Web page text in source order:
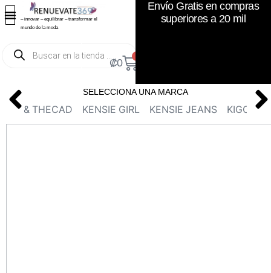
– innovar – equilibrar – transformar el
mundo de la moda
₡0
Envío Gratis en compras
superiores a 20 mil
SELECCIONA UNA MARCA
KEM & THECAD KENSIE GIRL KENSIE JEANS KIGOD